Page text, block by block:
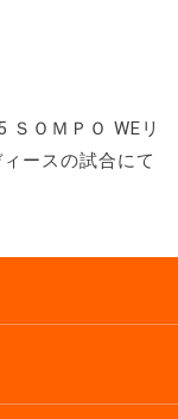
ＯＭＰＯ WEリ
ースの試合にて